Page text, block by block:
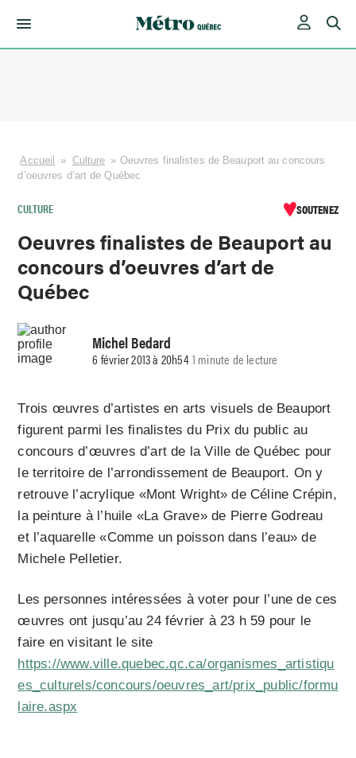
Accueil » Culture » Oeuvres finalistes de Beauport au concours
d’oeuvres d’art de Québec
CULTURE SOUTENEZ
Oeuvres finalistes de Beauport au
concours d’oeuvres d’art de
Québec
Michel Bedard
6 février 2013 à 20h541 minute de lecture
Trois œuvres d’artistes en arts visuels de Beauport
figurent parmi les finalistes du Prix du public au
concours d’œuvres d’art de la Ville de Québec pour
le territoire de l’arrondissement de Beauport. On y
retrouve l’acrylique «Mont Wright» de Céline Crépin,
la peinture à l’huile «La Grave» de Pierre Godreau
et l’aquarelle «Comme un poisson dans l’eau» de
Michele Pelletier.
Les personnes intéressées à voter pour l’une de ces
œuvres ont jusqu’au 24 février à 23 h 59 pour le
faire en visitant le site
https://www.ville.quebec.qc.ca/organismes_artistiqu
es_culturels/concours/oeuvres_art/prix_public/formu
laire.aspx